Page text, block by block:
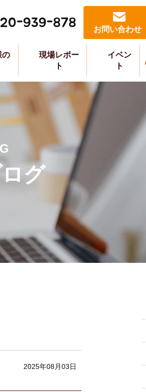
939-878 お問い合わせ
の
現場レポー
ト
イベン
ト
グ
2025年08月03日